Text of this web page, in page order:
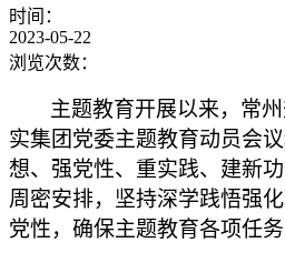
时间：
2023-05-22
浏览次数：
主题教育开展以来，常
实集团党委主题教育动员会
想、强党性、重实践、建新功
周密安排，坚持深学践悟强
党性，确保主题教育各项任务